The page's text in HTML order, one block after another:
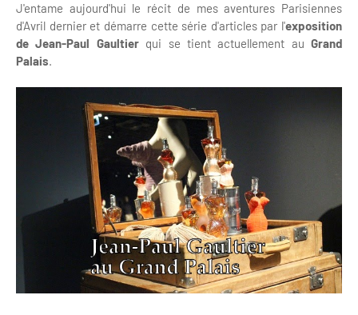
J'entame aujourd'hui le récit de mes aventures Parisiennes
d'Avril dernier et démarre cette série d'articles par l'exposition
de Jean-Paul Gaultierqui se tient actuellement au Grand
Palais.